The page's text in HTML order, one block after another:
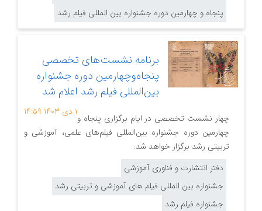
پنجاه و چهارمین دوره جشنواره بین المللی فیلم رشد
برنامه نشست‌‌های تخصصی
پنجاه‌وچهارمین دوره جشنواره
بین‌المللی فیلم‌ رشد اعلام شد
۱ دی ۱۴۰۳ ۱۴:۵۹
چهار نشست تخصصی در ایام برگزاری پنجاه و
چهارمین دوره جشنواره بین‌المللی فیلم‌های علمی، آموزشی و
تربیتی رشد برگزار خواهد شد.
دفتر انتشارت و فناوری آموزشی
جشنواره بین المللی فیلم های آموزشی و تربیتی رشد
جشنواره فیلم رشد